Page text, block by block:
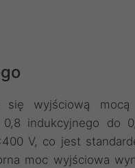
się wyjściową
indukcyjnego do
V, co jest
moc wyjściowa